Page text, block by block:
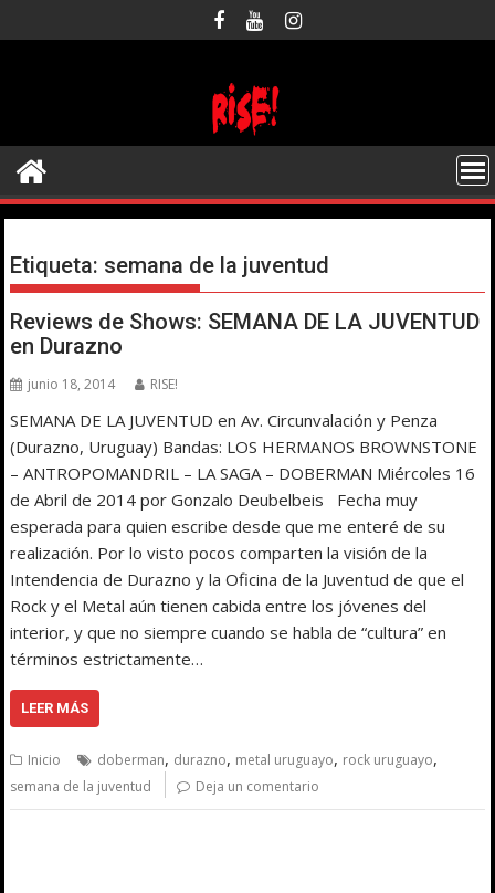
al
Etiqueta: semana de la juventud
Reviews de Shows: SEMANA DE LA JUVENTUD
en Durazno
junio 18, 2014 RISE!
SEMANA DE LA JUVENTUD en Av. Circunvalación y Penza
(Durazno, Uruguay) Bandas: LOS HERMANOS BROWNSTONE
– ANTROPOMANDRIL – LA SAGA – DOBERMAN Miércoles 16
de Abril de 2014 por Gonzalo Deubelbeis Fecha muy
esperada para quien escribe desde que me enteré de su
realización. Por lo visto pocos comparten la visión de la
Intendencia de Durazno y la Oficina de la Juventud de que el
Rock y el Metal aún tienen cabida entre los jóvenes del
interior, y que no siempre cuando se habla de “cultura” en
términos estrictamente…
LEER MÁS
Inicio doberman, durazno, metal uruguayo, rock uruguayo,
semana de la juventud Deja un comentario